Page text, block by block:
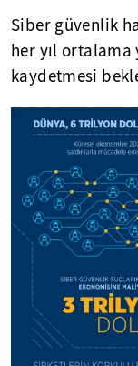
Siber güvenlik
her yıl ortalama
kaydetmesi